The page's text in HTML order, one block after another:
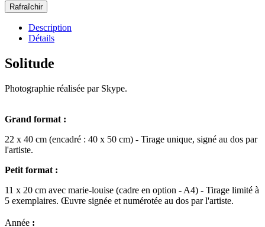
Description
Détails
Solitude
Photographie réalisée par Skype.
Grand format :
22 x 40 cm (encadré : 40 x 50 cm) - Tirage unique, signé au dos par
l'artiste.
Petit format :
11 x 20 cm avec marie-louise (cadre en option - A4) - Tirage limité à
5 exemplaires. Œuvre signée et numérotée au dos par l'artiste.
Année :